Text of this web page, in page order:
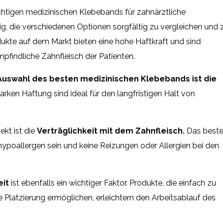
medizinischen Klebebands für zahnärztliche
die verschiedenen Optionen sorgfältig zu vergleichen und
auf dem Markt bieten eine hohe Haftkraft und sind
Zahnfleisch der Patienten.
des besten medizinischen Klebebands ist die
Haftung sind ideal für den langfristigen Halt von
ist die Verträglichkeit mit dem Zahnfleisch. Das beste
sein und keine Reizungen oder Allergien bei den
ist ebenfalls ein wichtiger Faktor. Produkte, die einfach zu
Platzierung ermöglichen, erleichtern den Arbeitsablauf des